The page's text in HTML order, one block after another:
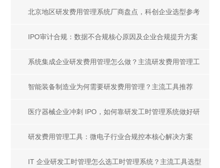
北京地区研发费用管理系统厂商盘点，科创企业选型参考
指南
IPO审计合规：数据不合规核心原因及企业合规提升方案
系统集成企业研发费用管理怎么做？主流研发费用管理工
具推荐
智能装备制造业为何需要研发费用管理？主流工具推荐
医疗器械企业冲刺 IPO，如何靠研发工时管理系统做好研
发人员成本合规核算？
研发费用管理工具：微电子行业合规控本核心解决方案
IT 企业研发工时管理怎么选工时管理系统？主流工具选型